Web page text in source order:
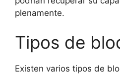
plenamente.
Tipos de
Existen varios tipos de